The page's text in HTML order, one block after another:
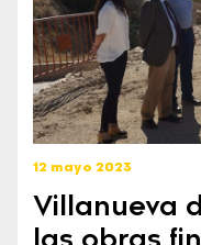
12 mayo 2023
Villanueva